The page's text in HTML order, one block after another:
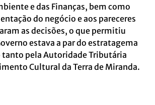
e das Finanças, bem como
do negócio e aos pareceres
as decisões, o que permitiu
estava a par do estratagema
tanto pela Autoridade Tributária
Cultural da Terra de Miranda.